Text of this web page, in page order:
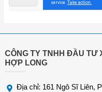
*
CÔNG TY TNHH ĐẦU TƯ
HỢP LONG
Địa chỉ: 161 Ngô Sĩ Liên,